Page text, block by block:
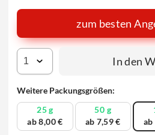
Weitere Packungsgrößen:
25 g
ab 8,00 €
50 g
ab 7,59 €
ab
zum besten
In den